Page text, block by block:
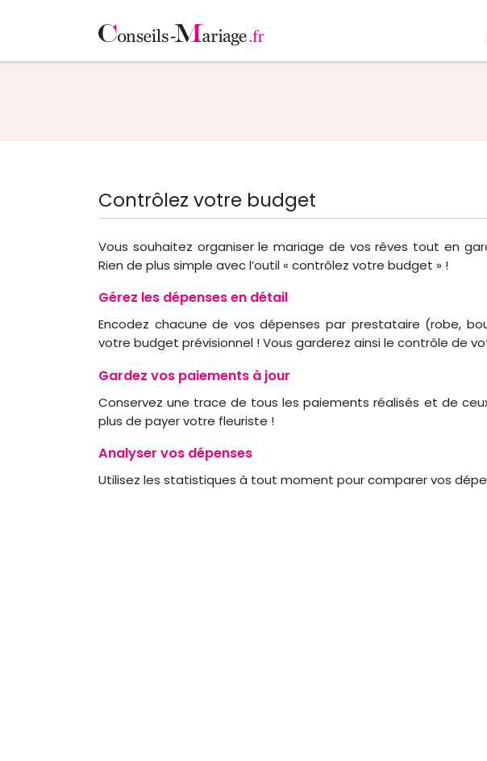
Contrôlez votre budget
Vous souhaitez organiser le mariage de vos rêves tout en
Rien de plus simple avec l’outil « contrôlez votre budget » !
Gérez les dépenses en détail
Encodez chacune de vos dépenses par prestataire (robe,
votre budget prévisionnel ! Vous garderez ainsi le contrôle de
Gardez vos paiements à jour
Conservez une trace de tous les paiements réalisés et de
plus de payer votre fleuriste !
Analyser vos dépenses
Utilisez les statistiques à tout moment pour comparer vos